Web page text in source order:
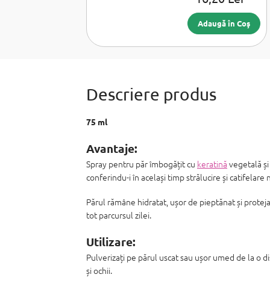
Moartă
Adaugă în Coş
75 ml
Avantaje:
Spray pentru păr îmbogățit cu keratină vegetală
conferindu-i în același timp strălucire și catifelare
Părul rămâne hidratat, ușor de pieptănat și
tot parcursul zilei.
Utilizare:
Pulverizați pe părul uscat sau ușor umed de la o
și ochii.